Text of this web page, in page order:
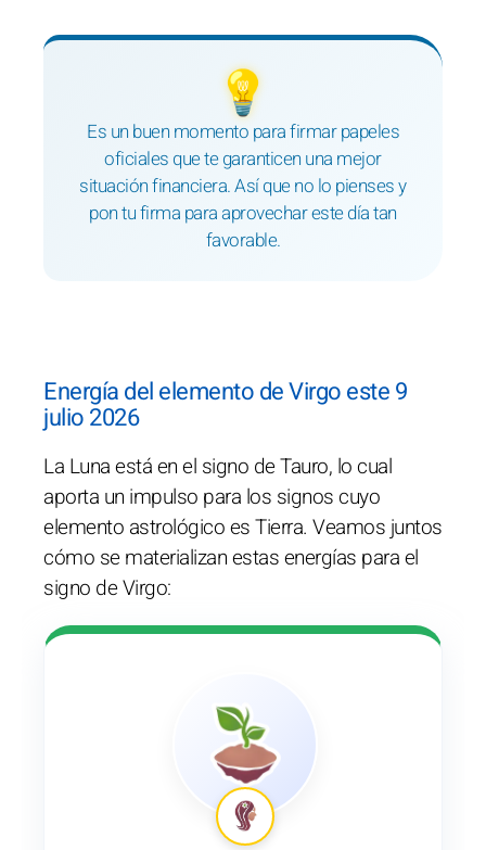
💡
Es un buen momento para firmar papeles
oficiales que te garanticen una mejor
situación financiera. Así que no lo pienses y
pon tu firma para aprovechar este día tan
favorable.
Energía del elemento de Virgo este 9
julio 2026
La Luna está en el signo de Tauro, lo cual
aporta un impulso para los signos cuyo
elemento astrológico es Tierra. Veamos juntos
cómo se materializan estas energías para el
signo de Virgo: